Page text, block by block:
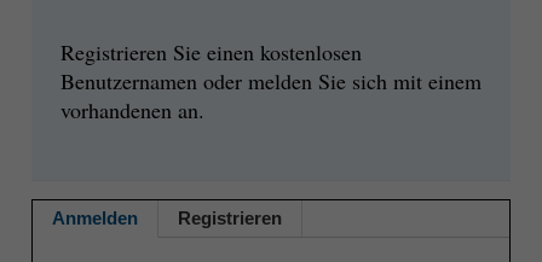
Registrieren Sie einen kostenlosen
Benutzernamen oder melden Sie sich mit einem
vorhandenen an.
Anmelden Registrieren